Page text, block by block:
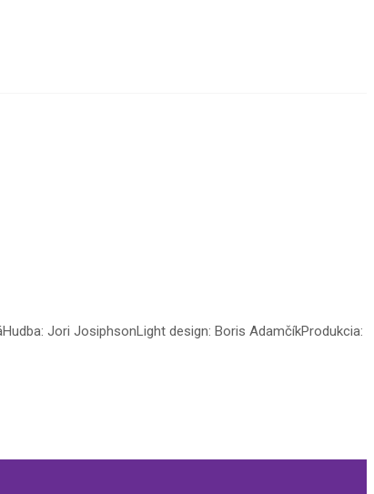
Jori JosiphsonLight design: Boris AdamčíkProdukcia: